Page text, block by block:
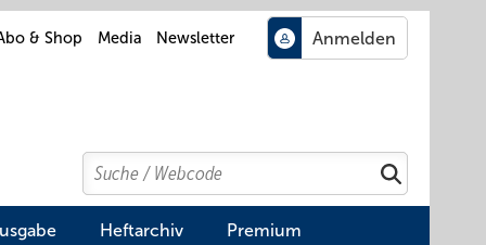
& Shop Media Newsletter
Search
Suchen
Heftarchiv Premium